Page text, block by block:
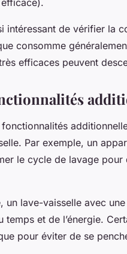
intéressant de vérifier la
consomme
efficaces peuvent
fonctionnalités
Par exemple, un
le cycle de lavage pour
un lave-vaisselle avec
temps et de l’énergie.
pour éviter de se